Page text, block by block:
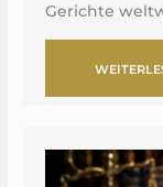
Gerichte